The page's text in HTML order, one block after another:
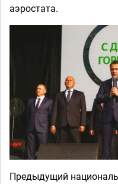
аэростата.
Предыдущий